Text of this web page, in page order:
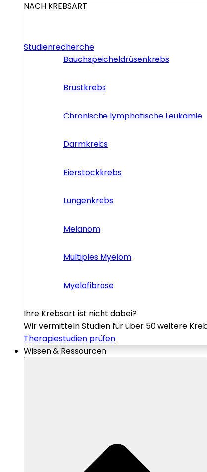
NACH KREBSART
Studienrecherche
Bauchspeicheldrüsenkrebs
Brustkrebs
Chronische lymphatische Leukämie
Darmkrebs
Eierstockkrebs
Lungenkrebs
Melanom
Multiples Myelom
Myelofibrose
Ihre Krebsart ist nicht dabei?
Wir vermitteln Studien für über 50 weitere
Therapiestudien prüfen
Wissen & Ressourcen